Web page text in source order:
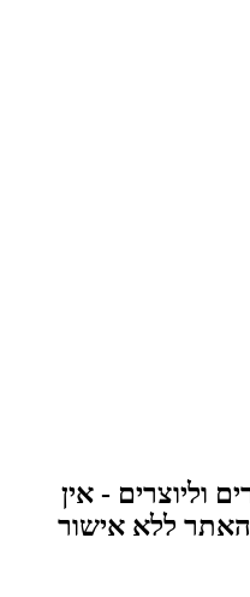
וליוצרים - אין
ללא אישור